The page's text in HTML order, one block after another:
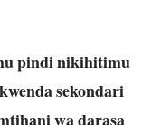
pindi nikihitimu
sekondari
wa darasa